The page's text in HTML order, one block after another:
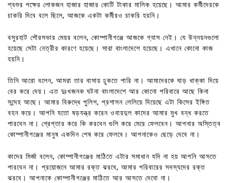
শ্বশুর পক্ষের লোকজন হাজার হাজার কোটি টাকার মালিক হয়েছে। আমার কর্মীদেরকে
চাকরি দিবে বলে ছিলে, আজকে একটা কর্মীরও চাকরি হয়নি।
বসুরহাট পৌরসভার মেয়র বলেন, কোম্পানীগঞ্জে আজকে গ্যাস নেই। যে উন্নয়নগুলো
হয়েছে সেটা নেত্রীর কারণে হয়েছে। সারা বাংলাদেশে হয়েছে। এখানে কোনো কাজ
হয়নি।
তিনি আরো বলেন, আমরা তার বাসায় ঢুকতে পারি না। আমাদেরকে ঘাড় ধাক্কা দিয়ে
বের করে দেয়। এত দুঃখজনক ঘটনা বাংলাদেশে আর কোনো পরিবারে আছে কিনা
সন্দেহ আছে। আমার বিরুদ্ধে পুলিশ, প্রশাসন লেলিয়ে দিয়েছে এটা কিসের ইঙ্গিত
বহন করে। আপনি যতো ষড়যন্ত্র করেন ওবায়দুল কাদের আমার মুখ বন্ধ করতে
পারবেন না। গ্রেপ্তার করে কি করবেন গুলি করে মেরে ফেলবেন। আপনার অস্তিত্ব
কোম্পানীগঞ্জের মানুষ একদিন শেষ করে ফেলবে। আপনাকেও ছেড়ে দেবে না।
কাদের মির্জা বলেন, কোম্পানীগঞ্জের মাঠিতে এটার সমাধান যদি না হয় আপনি আসতে
পারবেন না। প্রয়োজনে আমার রক্ত ঝরবে, আমার পরিবারের সদস্যদের রক্ত
ঝরবে। আপনাকে কোম্পানীগঞ্জের মাঠিতে আর আসতে দেবো না।